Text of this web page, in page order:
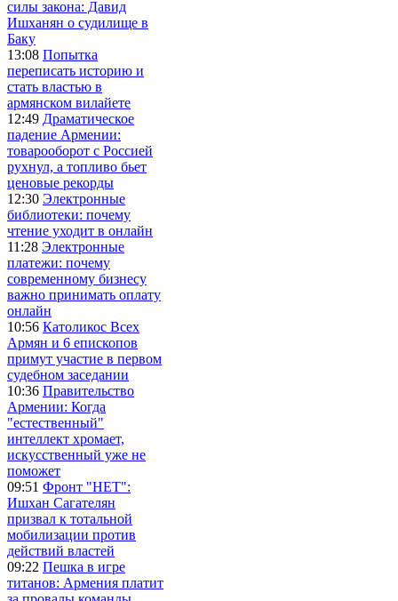
силы закона: Давид
Ишханян о судилище в
Баку
13:08 Попытка
переписать историю и
стать властью в
армянском вилайете
12:49 Драматическое
падение Армении:
товарооборот с Россией
рухнул, а топливо бьет
ценовые рекорды
12:30 Электронные
библиотеки: почему
чтение уходит в онлайн
11:28 Электронные
платежи: почему
современному бизнесу
важно принимать оплату
онлайн
10:56 Католикос Всех
Армян и 6 епископов
примут участие в первом
судебном заседании
10:36 Правительство
Армении: Когда
"естественный"
интеллект хромает,
искусственный уже не
поможет
09:51 Фронт "НЕТ":
Ишхан Сагателян
призвал к тотальной
мобилизации против
действий властей
09:22 Пешка в игре
титанов: Армения платит